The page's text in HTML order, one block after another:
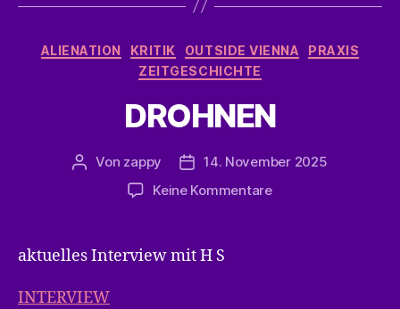
Kategorien
ALIENATION KRITIK OUTSIDE VIENNA
PRAXIS
ZEITGESCHICHTE
DROHNEN
Beitragsautor
Von zappy Veröffentlichungsdatum
14. November 2025
Keine Kommentarezu
aktuelles Interview mit H S
INTERVIEW